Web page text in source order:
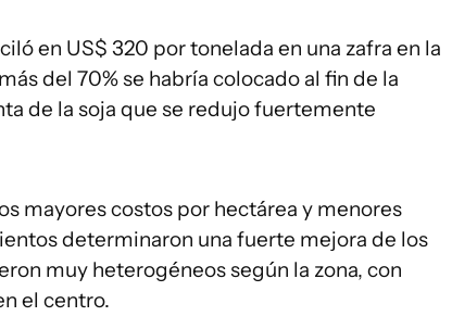
en US$ 320 por tonelada en una zafra en la
del 70% se habría colocado al fin de la
de la soja que se redujo fuertemente
mayores costos por hectárea y menores
determinaron una fuerte mejora de los
muy heterogéneos según la zona, con
el centro.